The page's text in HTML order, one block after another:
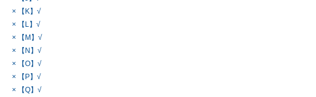
× 【K】√
× 【L】√
× 【M】√
× 【N】√
× 【O】√
× 【P】√
× 【Q】√